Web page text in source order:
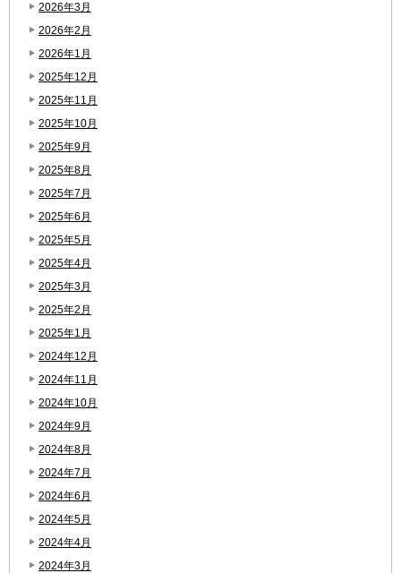
2026年3月
2026年2月
2026年1月
2025年12月
2025年11月
2025年10月
2025年9月
2025年8月
2025年7月
2025年6月
2025年5月
2025年4月
2025年3月
2025年2月
2025年1月
2024年12月
2024年11月
2024年10月
2024年9月
2024年8月
2024年7月
2024年6月
2024年5月
2024年4月
2024年3月